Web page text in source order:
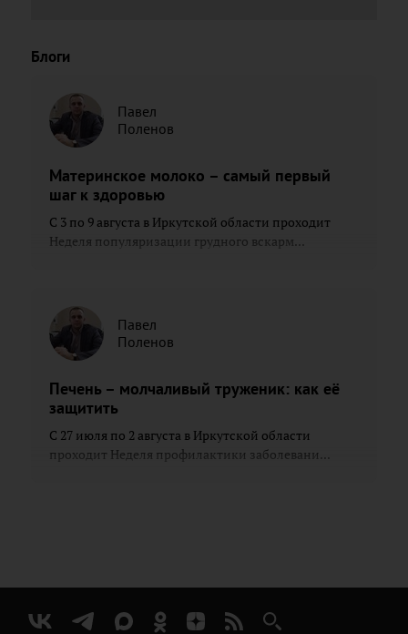
Блоги
Павел
Поленов
Материнское молоко – самый первый
шаг к здоровью
С 3 по 9 августа в Иркутской области проходит
Неделя популяризации грудного вскарм...
Павел
Поленов
Печень – молчаливый труженик: как её
защитить
С 27 июля по 2 августа в Иркутской области
проходит Неделя профилактики заболевани...